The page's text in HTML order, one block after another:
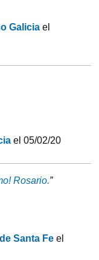
Galicia el
el 05/02/20
Rosario.”
Santa Fe el